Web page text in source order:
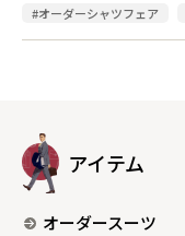
#オーダーシャツフェア
アイテム
オーダースーツ